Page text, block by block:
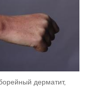
дерматит,